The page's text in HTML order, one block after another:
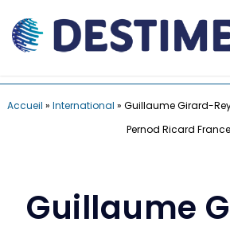
Accueil » International » Guillaume Girard-
Pernod Ricard France
Guillaume